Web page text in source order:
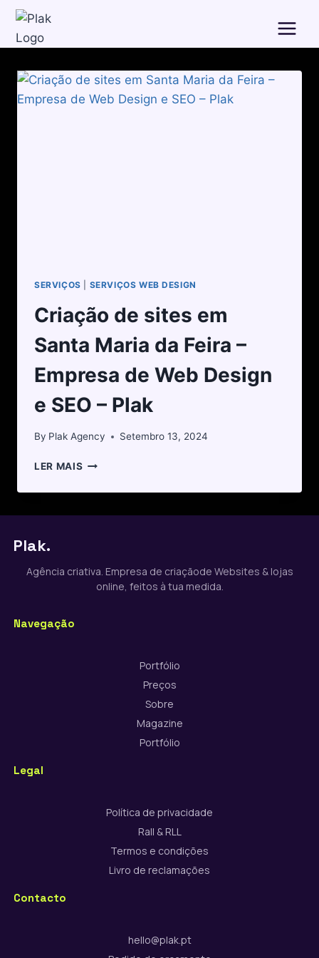
SERVIÇOS SERVIÇOS WEB DESIGN
Criação de sites em
Santa Maria da Feira –
Empresa de Web Design
e SEO – Plak
By Plak Agency Setembro 13, 2024
LER MAIS
Plak.
Agência criativa. Empresa de criaçãode Websites & lojas
online, feitos à tua medida.
Navegação
Portfólio
Preços
Sobre
Magazine
Portfólio
Legal
Política de privacidade
Rall & RLL
Termos e condições
Livro de reclamações
Contacto
hello@plak.pt